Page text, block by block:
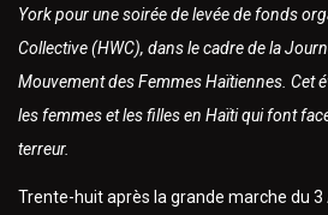
York pour une soirée de levée de fonds
Collective (HWC), dans le cadre de la
Mouvement des Femmes Haïtiennes. Cet
les femmes et les filles en Haïti qui font
terreur.
Trente-huit après la grande marche du